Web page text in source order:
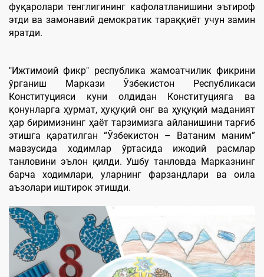
фуқаролари тенглигининг кафолатланишини эътироф
этди ва замонавий демократик тараққиёт учун замин
яратди.
"Ижтимоий фикр" республика жамоатчилик фикрини
ўрганиш Маркази Ўзбекистон Республикаси
Конституцияси куни олдидан Конституцияга ва
қонунларга ҳурмат, ҳуқуқий онг ва ҳуқуқий маданият
ҳар биримизнинг ҳаёт тарзимизга айланишини тарғиб
этишга қаратилган “Ўзбекистон – Ватаним маним”
мавзусида ходимлар ўртасида ижодий расмлар
танловини эълон қилди. Ушбу танловда Марказнинг
барча ходимлари, уларнинг фарзандлари ва оила
аъзолари иштирок этишди.